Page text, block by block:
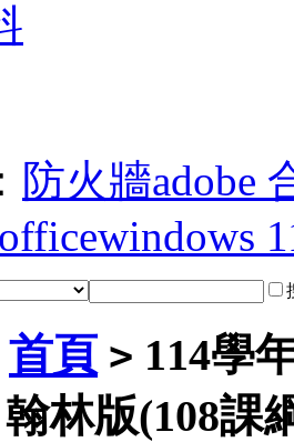
防火牆adobe
officewindows
首頁 > 114學
林版(108課